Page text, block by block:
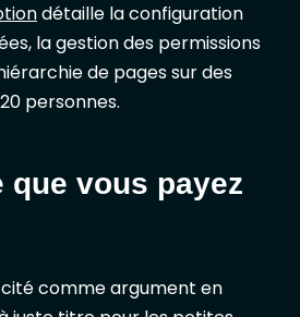
détaille la configuration
la gestion des permissions
de pages sur des
personnes.
que vous payez
comme argument en